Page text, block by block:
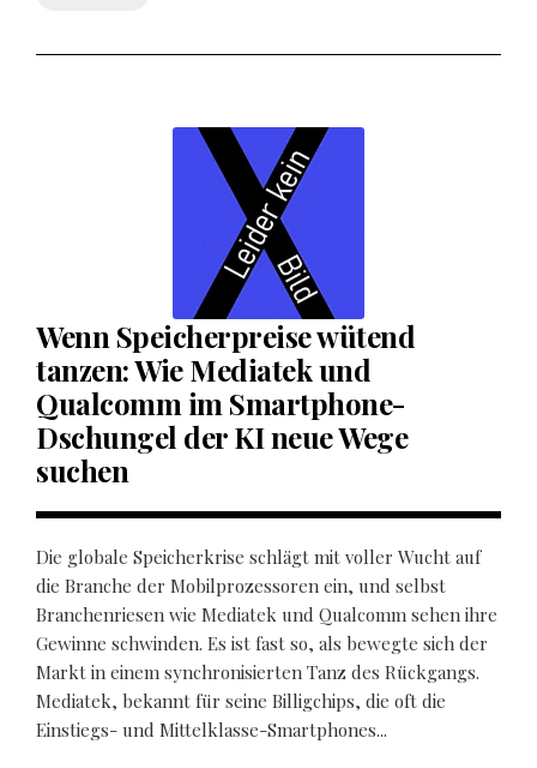
Wenn Speicherpreise wütend
tanzen: Wie Mediatek und
Qualcomm im Smartphone-
Dschungel der KI neue Wege
suchen
Die globale Speicherkrise schlägt mit voller Wucht auf
die Branche der Mobilprozessoren ein, und selbst
Branchenriesen wie Mediatek und Qualcomm sehen ihre
Gewinne schwinden. Es ist fast so, als bewegte sich der
Markt in einem synchronisierten Tanz des Rückgangs.
Mediatek, bekannt für seine Billigchips, die oft die
Einstiegs- und Mittelklasse-Smartphones...